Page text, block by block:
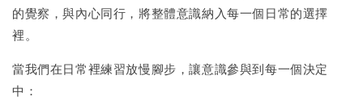
的覺察，與內心同行，將整體意識納入每一個日常的選擇
裡。
當我們在日常裡練習放慢腳步，讓意識參與到每一個決定
中：